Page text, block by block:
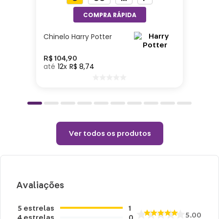
Especificações:
Caneca – 300ml
Bowl – 400ml
Material: Cerâmica
Não utilizar produtos abrasivos.
Chinelo Harry Potter
R$ 104,90
12 R$ 8,74
Ver todos os produtos
Avaliações
5 estrelas
1
5.00